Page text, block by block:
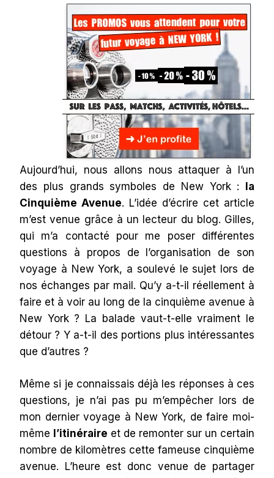
Aujourd’hui, nous allons nous attaquer à l’un
des plus grands symboles de New York :
la
Cinquième Avenue. L’idée d’écrire cet article
m’est venue grâce à un lecteur du blog. Gilles,
qui m’a contacté pour me poser différentes
questions à propos de l’organisation de son
voyage à New York, a soulevé le sujet lors de
nos échanges par mail. Qu’y a-t-il réellement à
faire et à voir au long de la cinquième avenue à
New York ? La balade vaut-t-elle vraiment le
détour ? Y a-t-il des portions plus intéressantes
que d’autres ?
Même si je connaissais déjà les réponses à ces
questions, je n’ai pas pu m’empêcher lors de
mon dernier voyage à New York, de faire moi-
même l’itinéraire et de remonter sur un certain
nombre de kilomètres cette fameuse cinquième
avenue. L’heure est donc venue de partager